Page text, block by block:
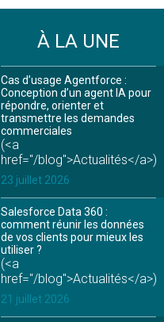
À LA UNE
Cas d’usage Agentforce :
Conception d’un agent IA pour
répondre, orienter et
transmettre les demandes
commerciales
(<a
href="/blog">Actualités</a>)
23 juillet 2026
Salesforce Data 360 :
comment réunir les données
de vos clients pour mieux les
utiliser ?
(<a
href="/blog">Actualités</a>)
21 juillet 2026